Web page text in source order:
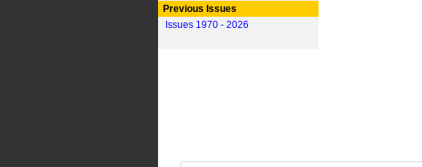
Previous Issues
Issues 1970 - 2026